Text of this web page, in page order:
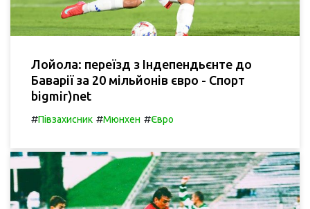
Лойола: переїзд з Індепендьєнте до
Баварії за 20 мільйонів євро - Спорт
bigmir)net
#Півзахисник #Мюнхен #Євро